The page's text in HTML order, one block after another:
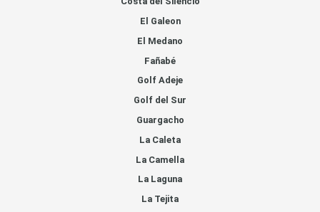
El Galeon
El Medano
Fañabé
Golf Adeje
Golf del Sur
Guargacho
La Caleta
La Camella
La Laguna
La Tejita